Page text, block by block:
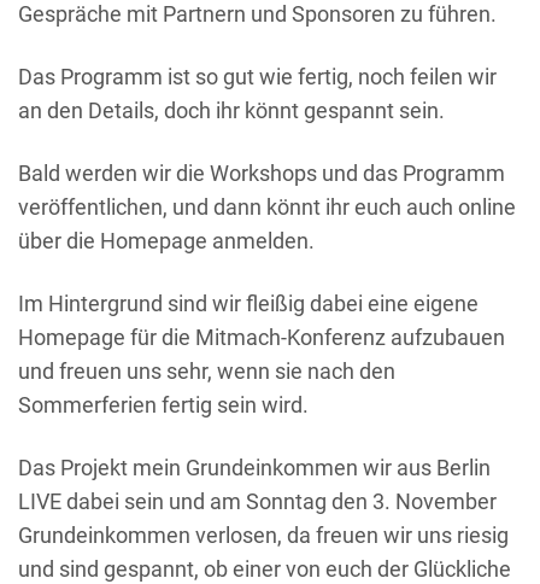
Gespräche mit Partnern und Sponsoren zu führen.
Das Programm ist so gut wie fertig, noch feilen wir
an den Details, doch ihr könnt gespannt sein.
Bald werden wir die Workshops und das Programm
veröffentlichen, und dann könnt ihr euch auch online
über die Homepage anmelden.
Im Hintergrund sind wir fleißig dabei eine eigene
Homepage für die Mitmach-Konferenz aufzubauen
und freuen uns sehr, wenn sie nach den
Sommerferien fertig sein wird.
Das Projekt mein Grundeinkommen wir aus Berlin
LIVE dabei sein und am Sonntag den 3. November
Grundeinkommen verlosen, da freuen wir uns riesig
und sind gespannt, ob einer von euch der Glückliche